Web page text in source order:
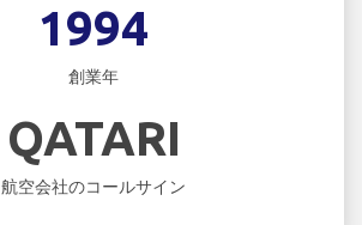
1994
創業年
QATARI
航空会社のコールサイン